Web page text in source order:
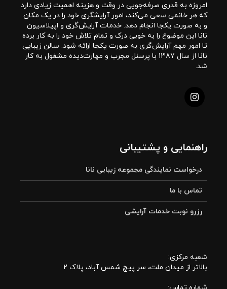
امروزه به قدری صرفه‌جویی در وقت و هزینه اهمیت زیادی دارد
که هر خانمی سعی می‌کند، امور آرایشگری خود را در یک مکان
و به صورت یکجا انجام دهد. خدمات آرایش‌گری و اپیلاسیون
نانا این موضوع را به خوبی درک و تمام تلاش خود را به کار برده
تا امور مهم آرایش‌گری به صورت یکجا ارائه شود. سالن زیبایی
نانا از سال 1387 با پرسنل مجرب و مهارت‌دیده مشغول به کار
شد.
راهنمایی و پشتیبانی
درخواست نمایندگی مجموعه زیبایی نانا
تماس با ما
رزرو نوبت خدمات آرایشی
شعبه مرکزی:
بالاتر از میدان ملت، سر پیچ شمس آباد، پلاک 2